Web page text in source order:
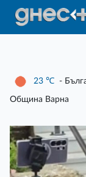
23 ℃ -
Община Варна